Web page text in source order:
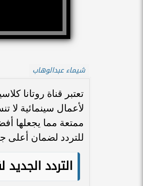
شيماء عبدالوهاب
تعتبر قناة روتانا
لأعمال سينمائية لا
ممتعة مما يجعلها
للتردد لضمان أعلى
التردد